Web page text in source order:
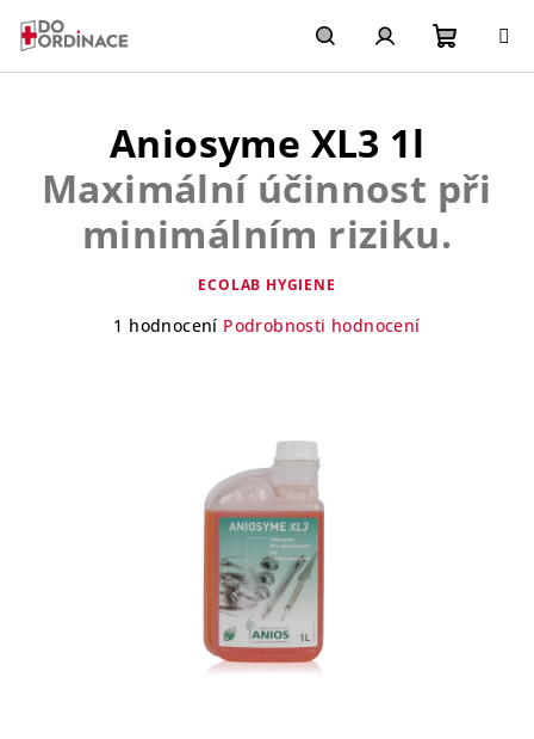
obsah
HledatPřihlášení
Aniosyme XL3 1l
Maximální účinnost při
minimálním riziku.
ECOLAB HYGIENE
Průměrné
1 hodnocení Podrobnosti hodnocení